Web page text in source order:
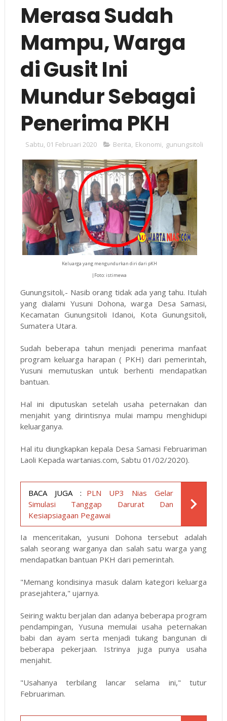
Merasa Sudah
Mampu, Warga
di Gusit Ini
Mundur Sebagai
Penerima PKH
Sabtu, 01 Februari 2020 Berita, Ekonomi, gunungsitoli
Keluarga yang mengundurkan diri dari pKH
|Foto: istimewa
Gunungsitoli,- Nasib orang tidak ada yang tahu. Itulah
yang dialami Yusuni Dohona, warga Desa Samasi,
Kecamatan Gunungsitoli Idanoi, Kota Gunungsitoli,
Sumatera Utara.
Sudah beberapa tahun menjadi penerima manfaat
program keluarga harapan ( PKH) dari pemerintah,
Yusuni memutuskan untuk berhenti mendapatkan
bantuan.
Hal ini diputuskan setelah usaha peternakan dan
menjahit yang dirintisnya mulai mampu menghidupi
keluarganya.
Hal itu diungkapkan kepala Desa Samasi Februariman
Laoli Kepada wartanias.com, Sabtu 01/02/2020).
BACA JUGA : PLN UP3 Nias Gelar
Simulasi Tanggap Darurat Dan
Kesiapsiagaan Pegawai
Ia menceritakan, yusuni Dohona tersebut adalah
salah seorang warganya dan salah satu warga yang
mendapatkan bantuan PKH dari pemerintah.
"Memang kondisinya masuk dalam kategori keluarga
prasejahtera," ujarnya.
Seiring waktu berjalan dan adanya beberapa program
pendampingan, Yusuna memulai usaha peternakan
babi dan ayam serta menjadi tukang bangunan di
beberapa pekerjaan. Istrinya juga punya usaha
menjahit.
"Usahanya terbilang lancar selama ini," tutur
Februariman.